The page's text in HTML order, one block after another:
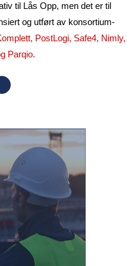
til Lås Opp, men det er til
og utført av konsortium-
PostLogi, Safe4, Nimly,
Parqio.